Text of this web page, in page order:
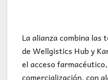
La alianza combina las
de Wellgistics Hub y
el acceso
comercialización, con